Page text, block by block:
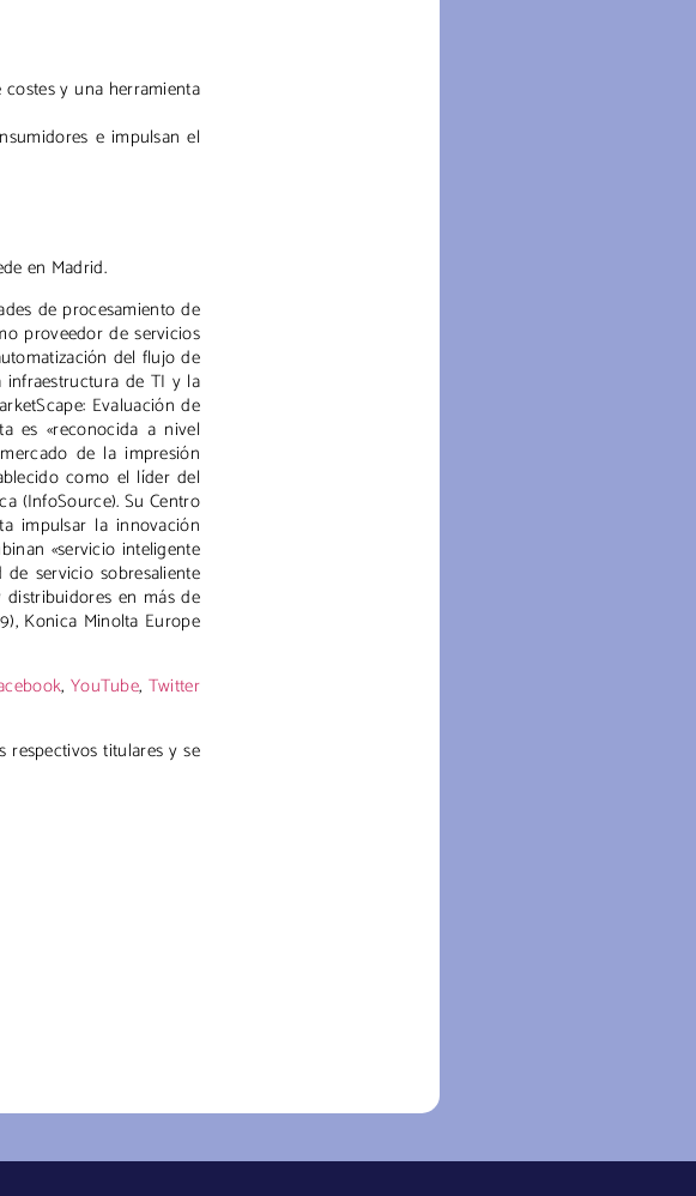
y una herramienta
e impulsan el
en Madrid.
de procesamiento de
proveedor de servicios
del flujo de
infraestructura de TI y la
Evaluación de
es «reconocida a nivel
de la impresión
como el líder del
(InfoSource). Su Centro
impulsar la innovación
«servicio inteligente
servicio sobresaliente
distribuidores en más de
Konica Minolta Europe
, YouTube, Twitter
respectivos titulares y se